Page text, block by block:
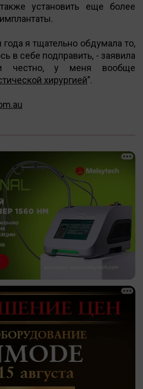
установить еще более
я тщательно обдумала то,
в себе подправить, - заявила
честно, у меня вообще
хирургией".